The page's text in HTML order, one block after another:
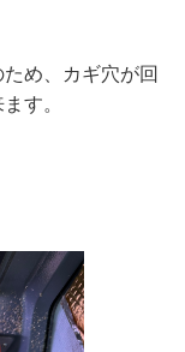
め、カギ穴が回
す。